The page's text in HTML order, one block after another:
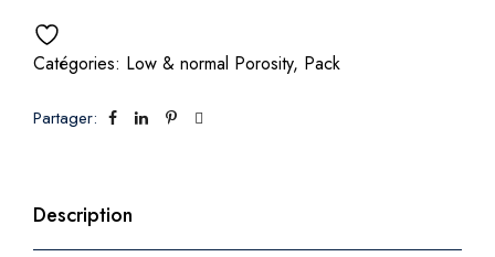
r
s
Catégories: Low & normal Porosity, Pack
Partager:
Description